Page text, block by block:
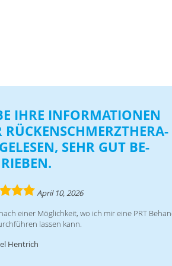
IHRE IN­FOR­MA­TIO­NEN
RÜ­CKEN­SCHMERZ­THE­RA­
SEHR GUT BE­
April 10, 2026
ei­ner Mög­lich­keit, wo ich mir eine PRT
las­sen kann.
Hentrich